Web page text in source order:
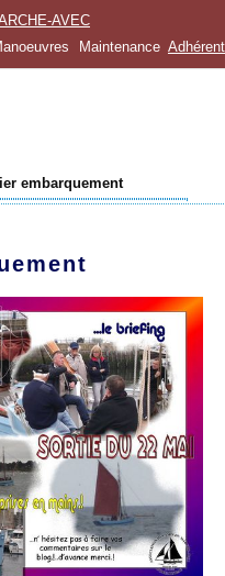
AVEC
Maintenance
embarquement